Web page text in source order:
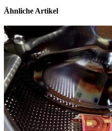
Ähnliche Artikel